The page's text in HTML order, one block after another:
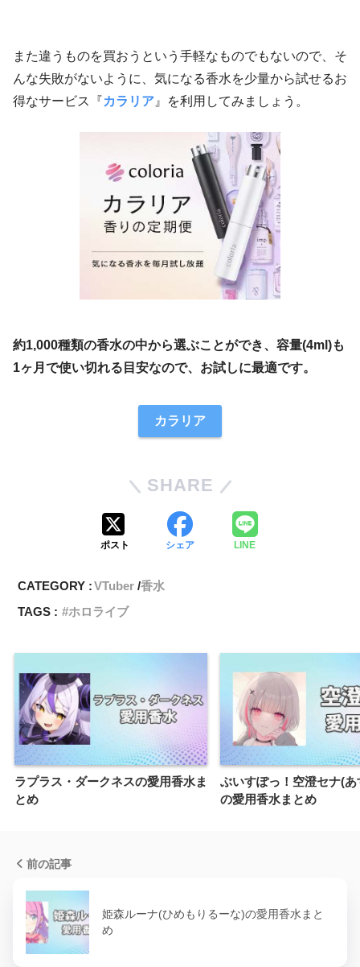
また違うものを買おうという手軽なものでもないので、そ
んな失敗がないように、気になる香水を少量から試せるお
得なサービス『カラリア 』を利用してみましょう。
約1,000種類の香水の中から選ぶことができ、容量(4ml)も
1ヶ月で使い切れる目安なので、お試しに最適です。
カラリア
SHARE
ポスト シェア LINE
CATEGORY :VTuber 香水
TAGS :
ホロライブ
ラプラス・ダークネスの愛用香水ま
とめ
ぶいすぽっ！空澄セナ(
の愛用香水まとめ
前の記事
姫森ルーナ(ひめもりるーな)の愛用香水まと
め